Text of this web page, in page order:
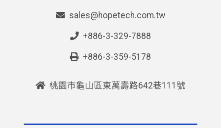
sales@hopetech.com.tw
+886-3-329-7888
+886-3-359-5178
桃園市龜山區東萬壽路642巷111號